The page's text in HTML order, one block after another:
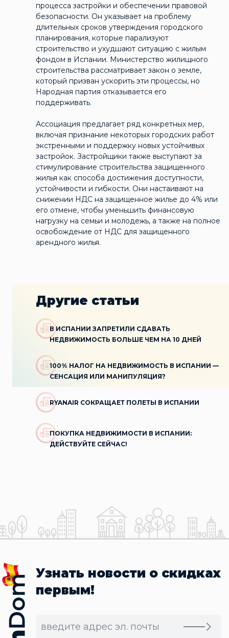
процесса застройки и обеспечении правовой
безопасности. Он указывает на проблему
длительных сроков утверждения городского
планирования, которые парализуют
строительство и ухудшают ситуацию с жилым
фондом в Испании. Министерство жилищного
строительства рассматривает закон о земле,
который призван ускорить эти процессы, но
Народная партия отказывается его
поддерживать.
Ассоциация предлагает ряд конкретных мер,
включая признание некоторых городских работ
экстренными и поддержку новых устойчивых
застройок. Застройщики также выступают за
стимулирование строительства защищенного
жилья как способа достижения доступности,
устойчивости и гибкости. Они настаивают на
снижении НДС на защищенное жилье до 4% или
его отмене, чтобы уменьшить финансовую
нагрузку на семьи и молодежь, а также на полное
освобождение от НДС для защищенного
арендного жилья.
Другие статьи
В ИСПАНИИ ЗАПРЕТИЛИ СДАВАТЬ
НЕДВИЖИМОСТЬ БОЛЬШЕ ЧЕМ НА 10 ДНЕЙ
100% НАЛОГ НА НЕДВИЖИМОСТЬ В ИСПАНИИ —
СЕНСАЦИЯ ИЛИ МАНИПУЛЯЦИЯ?
RYANAIR СОКРАЩАЕТ ПОЛЕТЫ В ИСПАНИИ
ПОКУПКА НЕДВИЖИМОСТИ В ИСПАНИИ:
ДЕЙСТВУЙТЕ СЕЙЧАС!
Узнать новости о скидках
первым!